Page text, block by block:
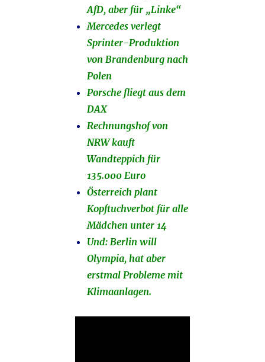
AfD, aber für „Linke“
Mercedes verlegt
Sprinter-Produktion
von Brandenburg nach
Polen
Porsche fliegt aus dem
DAX
Rechnungshof von
NRW kauft
Wandteppich für
135.000 Euro
Österreich plant
Kopftuchverbot für alle
Mädchen unter 14
Und: Berlin will
Olympia, hat aber
erstmal Probleme mit
Klimaanlagen.